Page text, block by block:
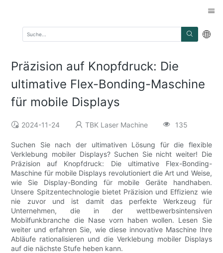
Präzision auf Knopfdruck: Die
ultimative Flex-Bonding-Maschine
für mobile Displays
2024-11-24 TBK Laser Machine 135
Suchen Sie nach der ultimativen Lösung für die flexible
Verklebung mobiler Displays? Suchen Sie nicht weiter! Die
Präzision auf Knopfdruck: Die ultimative Flex-Bonding-
Maschine für mobile Displays revolutioniert die Art und Weise,
wie Sie Display-Bonding für mobile Geräte handhaben.
Unsere Spitzentechnologie bietet Präzision und Effizienz wie
nie zuvor und ist damit das perfekte Werkzeug für
Unternehmen, die in der wettbewerbsintensiven
Mobilfunkbranche die Nase vorn haben wollen. Lesen Sie
weiter und erfahren Sie, wie diese innovative Maschine Ihre
Abläufe rationalisieren und die Verklebung mobiler Displays
auf die nächste Stufe heben kann.